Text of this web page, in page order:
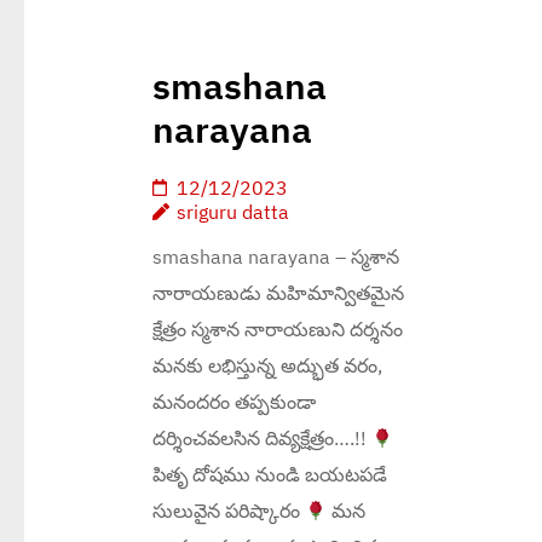
smashana
narayana
12/12/2023
sriguru datta
smashana narayana – స్మశాన
నారాయణుడు మహిమాన్వితమైన
క్షేత్రం స్మశాన నారాయణుని దర్శనం
మనకు లభిస్తున్న అద్భుత వరం,
మనందరం తప్పకుండా
దర్శించవలసిన దివ్యక్షేత్రం….!!
పితృ దోషము నుండి బయటపడే
సులువైన పరిష్కారం
మన